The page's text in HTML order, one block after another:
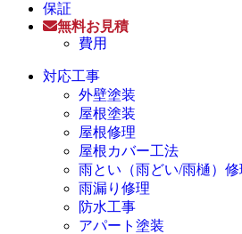
保証
無料お見積
費用
対応工事
外壁塗装
屋根塗装
屋根修理
屋根カバー工法
雨とい（雨どい/雨樋）修
雨漏り修理
防水工事
アパート塗装